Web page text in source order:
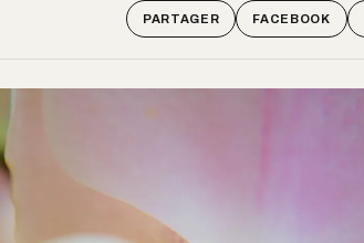
PARTAGER FACEBOOK